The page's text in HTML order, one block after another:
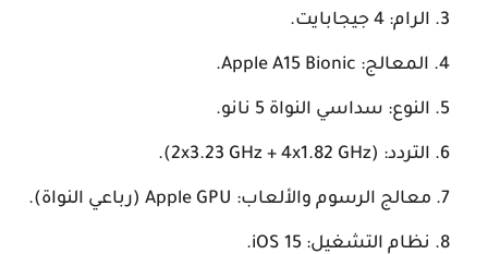
الرام: 4 جيجابايت.
المعالج: Apple A15 Bionic.
النوع: سداسي النواة 5 نانو.
التردد: (2x3.23 GHz + 4x1.82 GHz).
معالج الرسوم والألعاب: Apple GPU (رباعي النواة).
نظام التشغيل: iOS 15.